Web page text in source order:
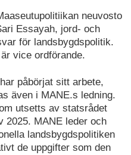
neuvosto
Essayah, jord- och
för landsbygdspolitik.
vice ordförande.
påbörjat sitt arbete,
även i MANE.s ledning.
utsetts av statsrådet
2025. MANE leder och
landsbygdspolitiken
de uppgifter som den